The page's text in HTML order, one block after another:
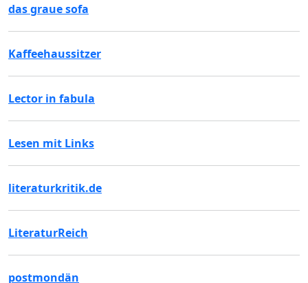
das graue sofa
Kaffeehaussitzer
Lector in fabula
Lesen mit Links
literaturkritik.de
LiteraturReich
postmondän